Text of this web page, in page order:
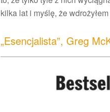
kilka lat i myślę, że
„Esencjalista”, Greg